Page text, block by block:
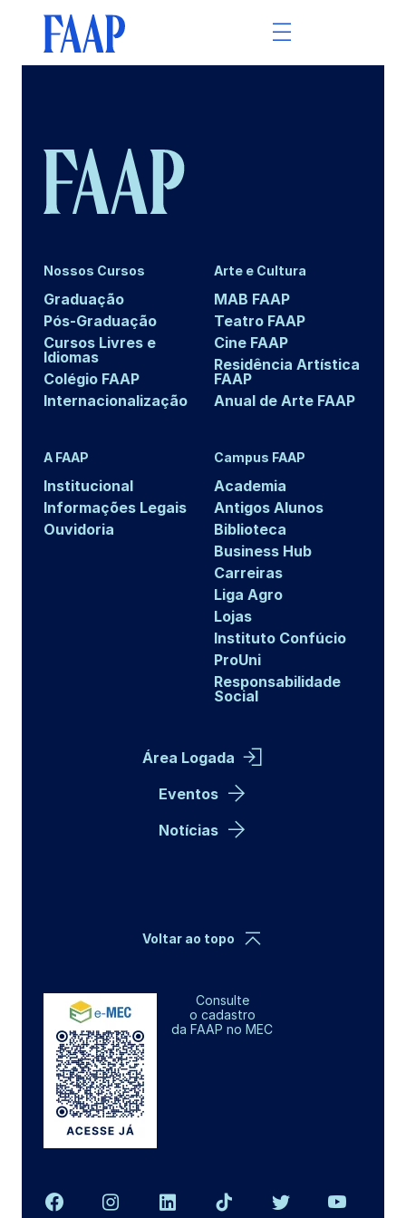
Nossos Cursos
Graduação
Pós-Graduação
Cursos Livres e
Idiomas
Colégio FAAP
Internacionalização
Arte e Cultura
MAB FAAP
Teatro FAAP
Cine FAAP
Residência Artística
FAAP
Anual de Arte FAAP
A FAAP
Institucional
Informações Legais
Ouvidoria
Campus FAAP
Academia
Antigos Alunos
Biblioteca
Business Hub
Carreiras
Liga Agro
Lojas
Instituto Confúcio
ProUni
Responsabilidade
Social
Área Logada
Eventos
Notícias
Consulte
o cadastro
da FAAP no MEC
Voltar ao topo